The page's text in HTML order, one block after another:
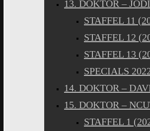
13. DOKTOR –
STAFFEL 11
STAFFEL 12
STAFFEL 13
SPECIALS
14. DOKTOR –
15. DOKTOR –
STAFFEL 1